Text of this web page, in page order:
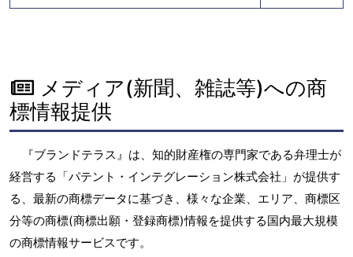
メディア(新聞、雑誌等)への商
標情報提供
『ブランドテラス』は、知的財産権の専門家である弁理士が
経営する「パテント・インテグレーション株式会社」が提供す
る、最新の商標データに基づき、様々な企業、エリア、商標区
分等の商標(商標出願・登録商標)情報を提供する国内最大規模
の商標情報サービスです。